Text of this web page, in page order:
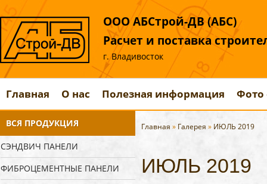
ООО АБСтрой-ДВ (АБС)
Расчет и поставка
г. Владивосток
Главная О нас Полезная информация Фото
ВСЯ ПРОДУКЦИЯ
СЭНДВИЧ ПАНЕЛИ
ФИБРОЦЕМЕНТНЫЕ ПАНЕЛИ
Главная » Галерея » ИЮЛЬ 2019
ИЮЛЬ 2019